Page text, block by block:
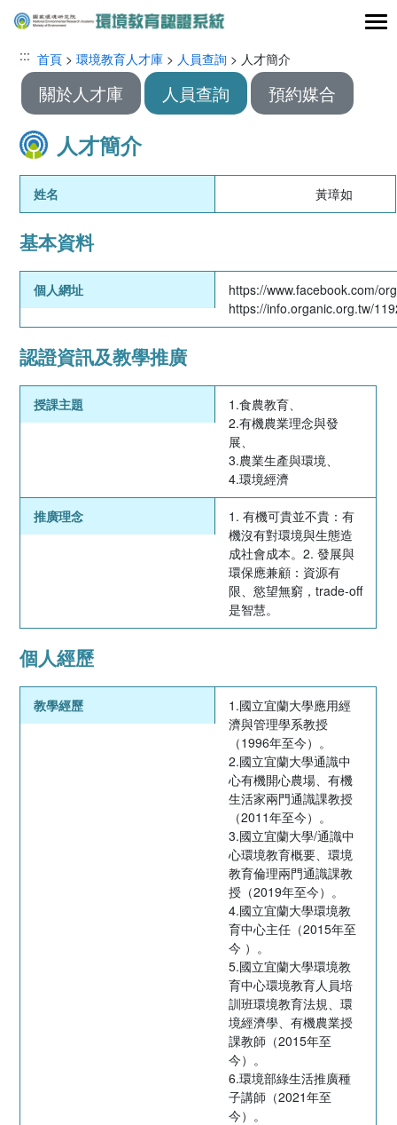
跳到主要內容區塊
:::
::: 首頁 >環境教育人才庫 > 人員查詢 > 人才簡介
關於人才庫 人員查詢 預約媒合
人才簡介
姓名 黃璋如
基本資料
個人網址
https://www.facebook.com/
https://info.organic.org.tw/
認證資訊及教學推廣
授課主題
1.食農教育、
2.有機農業理念與發
展、
3.農業生產與環境、
4.環境經濟
推廣理念
1. 有機可貴並不貴：有
機沒有對環境與生態造
成社會成本。2. 發展與
環保應兼顧：資源有
限、慾望無窮，trade-off
是智慧。
個人經歷
教學經歷
1.國立宜蘭大學應用經
濟與管理學系教授
（1996年至今）。
2.國立宜蘭大學通識中
心有機開心農場、有機
生活家兩門通識課教授
（2011年至今）。
3.國立宜蘭大學/通識中
心環境教育概要、環境
教育倫理兩門通識課教
授（2019年至今）。
4.國立宜蘭大學環境教
育中心主任（2015年至
今 ）。
5.國立宜蘭大學環境教
育中心環境教育人員培
訓班環境教育法規、環
境經濟學、有機農業授
課教師（2015年至
今）。
6.環境部綠生活推廣種
子講師（2021年至
今）。